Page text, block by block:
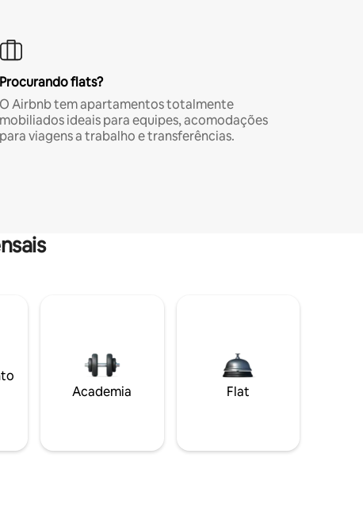
Procurando flats?
O Airbnb tem apartamentos totalmente
mobiliados ideais para equipes, acomodações
para viagens a trabalho e transferências.
Academia Flat